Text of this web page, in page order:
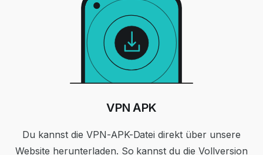
VPN APK
Du kannst die VPN-APK-Datei direkt über unsere
Website herunterladen. So kannst du die Vollversion